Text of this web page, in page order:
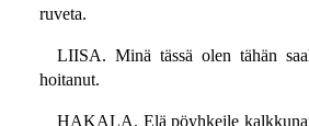
ruveta.
LIISA. Minä tässä olen tähän
hoitanut.
HAKALA. Elä pöyhkeile